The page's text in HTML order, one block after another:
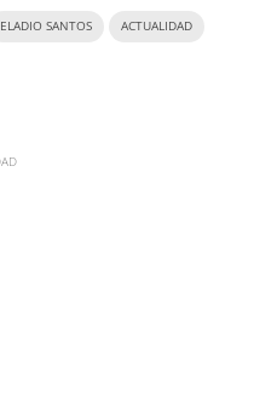
ELADIO SANTOS ACTUALIDAD